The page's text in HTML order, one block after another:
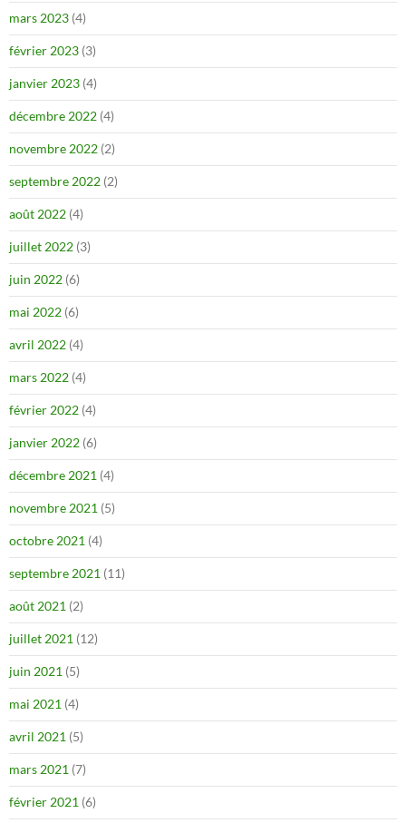
mars 2023 (4)
février 2023 (3)
janvier 2023 (4)
décembre 2022 (4)
novembre 2022 (2)
septembre 2022 (2)
août 2022 (4)
juillet 2022 (3)
juin 2022 (6)
mai 2022 (6)
avril 2022 (4)
mars 2022 (4)
février 2022 (4)
janvier 2022 (6)
décembre 2021 (4)
novembre 2021 (5)
octobre 2021 (4)
septembre 2021 (11)
août 2021 (2)
juillet 2021 (12)
juin 2021 (5)
mai 2021 (4)
avril 2021 (5)
mars 2021 (7)
février 2021 (6)